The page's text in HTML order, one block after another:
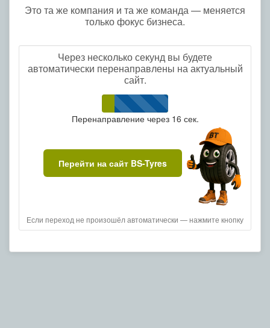
Это та же компания и та же команда — меняется
только фокус бизнеса.
Через несколько секунд вы будете
автоматически перенаправлены на актуальный
сайт.
Перенаправление через 16 сек.
Перейти на сайт BS-Tyres
Если переход не произошёл автоматически — нажмите кнопку